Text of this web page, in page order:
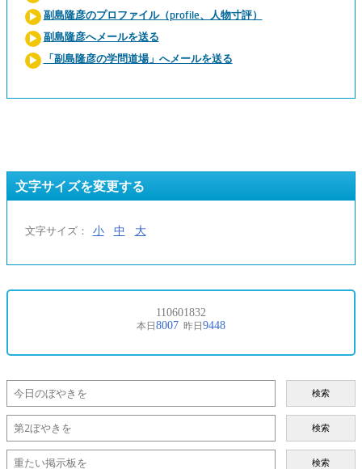
副島隆彦のプロファイル（profile、人物寸評）
副島隆彦へメールを送る
「副島隆彦の学問道場」へメールを送る
文字サイズを変更する
文字サイズ： 小 中 大
検索
検索
検索